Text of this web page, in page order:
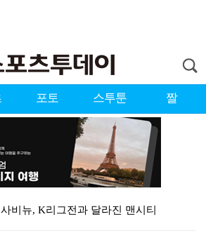
포토 스투툰 짤
비뉴, K리그전과 달라진 맨시티